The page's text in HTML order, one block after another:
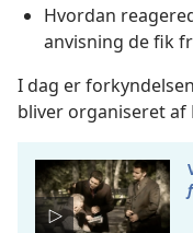
Hvordan
anvisning de fik
I dag er
bliver organiseret af